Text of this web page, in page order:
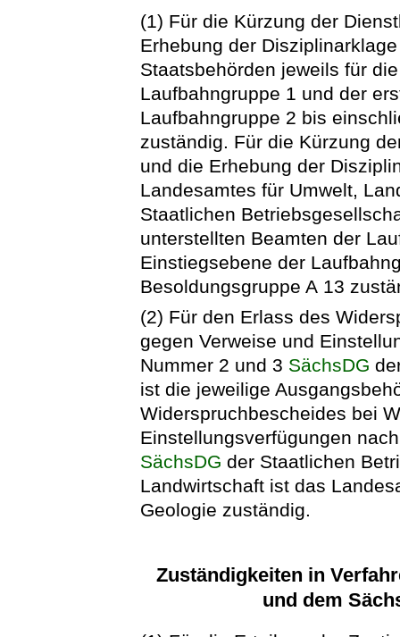
(1) Für die Kürzung der
Erhebung der
Staatsbehörden jeweils für
Laufbahngruppe 1 und der
Laufbahngruppe 2 bis
zuständig. Für die Kürzung
und die Erhebung der
Landesamtes für Umwelt,
Staatlichen
unterstellten Beamten der
Einstiegsebene der
Besoldungsgruppe A 13
(2) Für den Erlass des
gegen Verweise und
Nummer 2 und 3 SächsDG
ist die jeweilige
Widerspruchbescheides bei
Einstellungsverfügungen
SächsDG der Staatlichen
Landwirtschaft ist das
Geologie zuständig.
Zuständigkeiten in
und dem